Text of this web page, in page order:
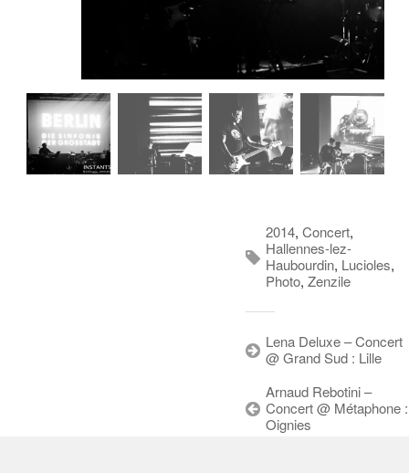
2014, Concert,
Hallennes-lez-
Haubourdin, Lucioles,
Photo, Zenzile
Lena Deluxe – Concert
@ Grand Sud : Lille
Arnaud Rebotini –
Concert @ Métaphone :
Oignies